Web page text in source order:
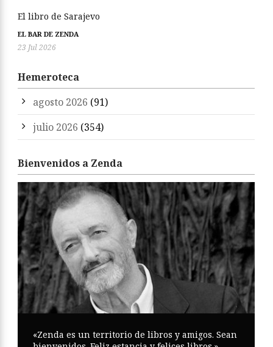
El libro de Sarajevo
EL BAR DE ZENDA
23 Jul 2026
Hemeroteca
agosto 2026 (91)
julio 2026 (354)
Bienvenidos a Zenda
«Zenda es un territorio de libros y amigos. Sean